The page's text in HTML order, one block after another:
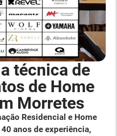
técnica de
de Home
Morretes
Residencial e Home
anos de experiência,